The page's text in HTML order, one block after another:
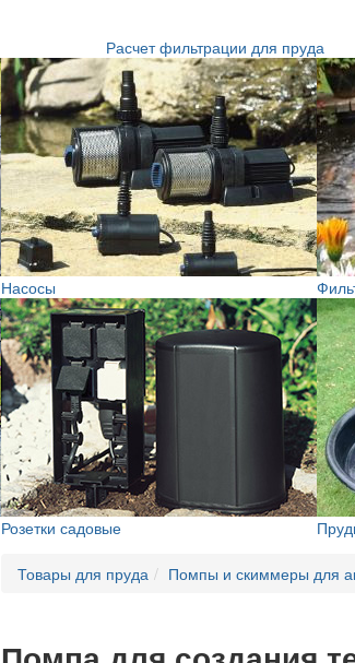
Расчет фильтрации для пруда
Насосы
Розетки садовые
Товары для пруда Помпы и скиммеры для